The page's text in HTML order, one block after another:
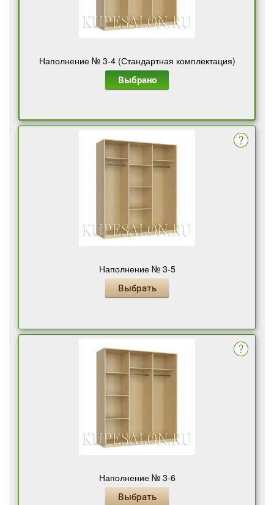
Наполнение № 3-4 (Стандартная комплектация)
Выбрано
Наполнение № 3-5
Выбрать
Наполнение № 3-6
Выбрать